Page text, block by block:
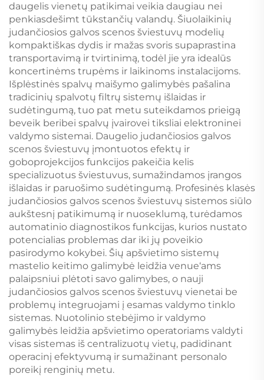
daugelis vienetų patikimai veikia daugiau nei
penkiasdešimt tūkstančių valandų. Šiuolaikinių
judančiosios galvos scenos šviestuvų modelių
kompaktiškas dydis ir mažas svoris supaprastina
transportavimą ir tvirtinimą, todėl jie yra idealūs
koncertinėms trupėms ir laikinoms instalacijoms.
Išplėstinės spalvų maišymo galimybės pašalina
tradicinių spalvotų filtrų sistemų išlaidas ir
sudėtingumą, tuo pat metu suteikdamos prieigą
beveik beribei spalvų įvairovei tiksliai elektroninei
valdymo sistemai. Daugelio judančiosios galvos
scenos šviestuvų įmontuotos efektų ir
goboprojekcijos funkcijos pakeičia kelis
specializuotus šviestuvus, sumažindamos įrangos
išlaidas ir paruošimo sudėtingumą. Profesinės klasės
judančiosios galvos scenos šviestuvų sistemos siūlo
aukštesnį patikimumą ir nuoseklumą, turėdamos
automatinio diagnostikos funkcijas, kurios nustato
potencialias problemas dar iki jų poveikio
pasirodymo kokybei. Šių apšvietimo sistemų
mastelio keitimo galimybė leidžia venue‘ams
palaipsniui plėtoti savo galimybes, o nauji
judančiosios galvos scenos šviestuvų vienetai be
problemų integruojami į esamas valdymo tinklo
sistemas. Nuotolinio stebėjimo ir valdymo
galimybės leidžia apšvietimo operatoriams valdyti
visas sistemas iš centralizuotų vietų, padidinant
operacinį efektyvumą ir sumažinant personalo
poreikį renginių metu.